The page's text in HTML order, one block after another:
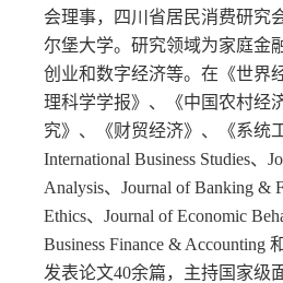
会理事，四川省居民消费研究
尔堡大学。研究领域为家庭金
创业和数字经济等。在《世界
理科学学报》、《中国农村经
究》、《财贸经济》、《系统
International Business Studies、
Analysis、Journal of Banking &
Ethics、Journal of Economic
Business Finance & Accounting
发表论文40余篇，主持国家级